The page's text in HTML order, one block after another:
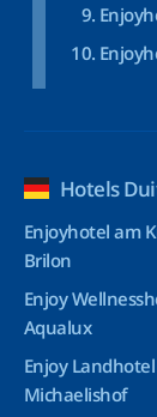
Hotels
Enjoyhotel am
Brilon
Enjoy
Aqualux
Enjoy Landhotel
Michaelishof